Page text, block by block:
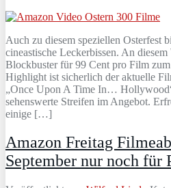
Auch zu diesem speziellen Osterfest
cineastische Leckerbissen. An
Blockbuster für 99 Cent pro Film
Highlight ist sicherlich der aktuelle
„Once Upon A Time In…
sehenswerte Streifen im Angebot.
einige […]
Amazon Freitag
September nur noch für